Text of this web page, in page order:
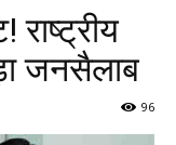
राष्ट्रीय
जनसैलाब
96